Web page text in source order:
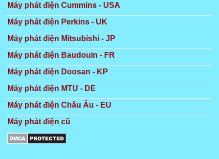
Máy phát điện Cummins - USA
Máy phát điện Perkins - UK
Máy phát điện Mitsubishi - JP
Máy phát điện Baudouin - FR
Máy phát điện Doosan - KP
Máy phát điện MTU - DE
Máy phát điện Châu Âu - EU
Máy phát điện cũ